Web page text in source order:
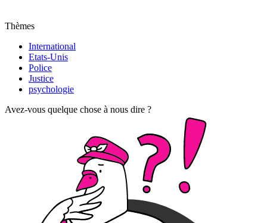
Thèmes
International
Etats-Unis
Police
Justice
psychologie
Avez-vous quelque chose à nous dire ?